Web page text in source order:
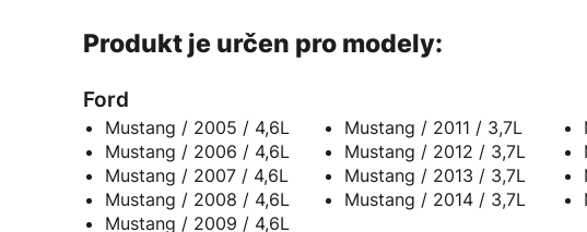
Produkt je určen pro modely:
Ford
Mustang / 2005 / 4,6L
Mustang / 2006 / 4,6L
Mustang / 2007 / 4,6L
Mustang / 2008 / 4,6L
Mustang / 2009 / 4,6L
Mustang / 2011 / 3,7L
Mustang / 2012 / 3,7L
Mustang / 2013 / 3,7L
Mustang / 2014 / 3,7L